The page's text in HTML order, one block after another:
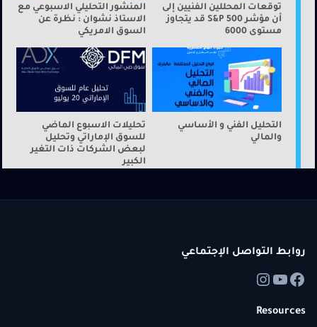
توقعات المحللين الفنيين إلى
أن مؤشر S&P 500 قد يتجاوز
مستوى 6000
المنشور التحليلي الاسبوعي مع
الاستاذ نشوان : نظرة عن
السوق الامريكي
التحليل الفني و الأساسي
والمالي
تحليلات الاسبوع الماضي
للسوق الإماراتي وتحليل
لبعض الشركات ذات التغير
الكبير
روابط التواصل الإجتماعي
Resources